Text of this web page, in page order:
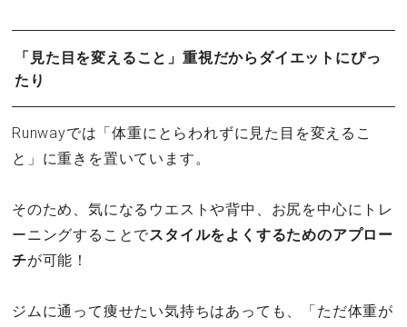
「見た目を変えること」重視だからダイエットにぴっ
たり
Runwayでは「体重にとらわれずに見た目を変えるこ
と」に重きを置いています。
そのため、気になるウエストや背中、お尻を中心にトレ
ーニングすることでスタイルをよくするためのアプロー
チが可能！
ジムに通って痩せたい気持ちはあっても、「ただ体重が